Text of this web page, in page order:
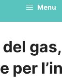
Menu
per